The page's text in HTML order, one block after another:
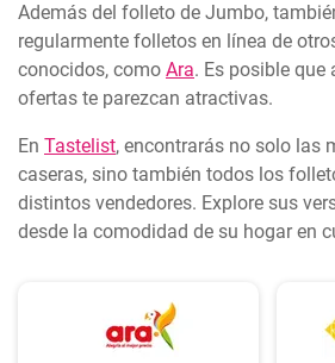
Además del folleto de Jumbo,
regularmente folletos en línea de
conocidos, como Ara. Es posible que
ofertas te parezcan atractivas.
En Tastelist, encontrarás no solo las
caseras, sino también todos los
distintos vendedores. Explore sus
desde la comodidad de su hogar en